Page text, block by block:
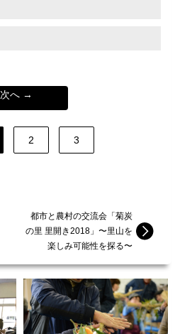
次へ →
2 3
都市と農村の交流会「菊炭
の里 里開き2018」〜里山を
楽しみ可能性を探る〜